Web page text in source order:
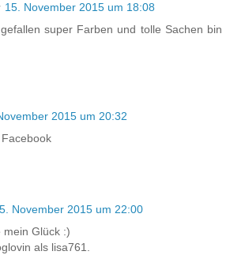
15. November 2015 um 18:08
super Farben und tolle Sachen bin
2015 um 20:32
November 2015 um 22:00
mein Glück :)
als lisa761.